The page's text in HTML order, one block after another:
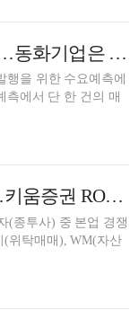
[DCM] 스타벅스 논란 뚫은 신세계·2조 몰린 한투…동화기업은 '전액 미매각'
을 위한 수요예측에
측에서 단 한 건의 매
그테이블 (1) 수익성]
(종투사) 중 본업 경쟁
(위탁매매), WM(자산